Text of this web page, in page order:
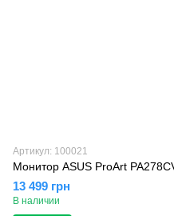
Артикул: 100021
Монитор ASUS ProArt
13 499 грн
В наличии